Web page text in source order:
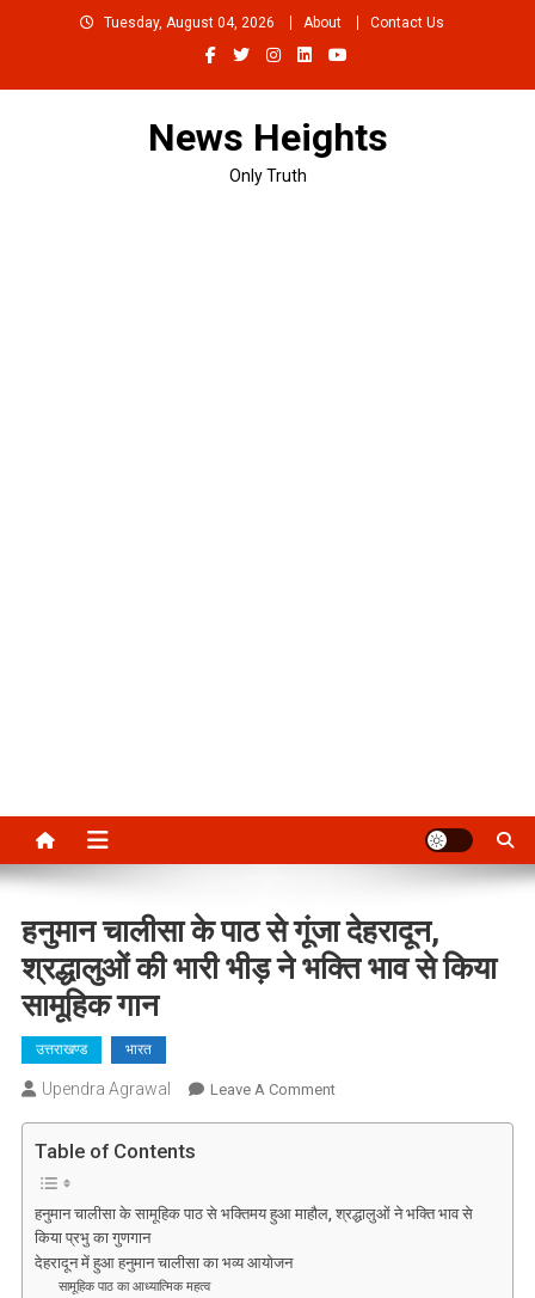
Tuesday, August 04, 2026 About Contact Us
News Heights
Only Truth
हनुमान चालीसा के पाठ से गूंजा देहरादून,
श्रद्धालुओं की भारी भीड़ ने भक्ति भाव से किया
सामूहिक गान
उत्तराखण्ड भारत
Upendra Agrawal Leave A CommentOn
से
Table of Contents
हनुमान चालीसा के सामूहिक पाठ से भक्तिमय हुआ माहौल, श्रद्धालुओं ने भक्ति भाव से
किया प्रभु का गुणगान
देहरादून में हुआ हनुमान चालीसा का भव्य आयोजन
सामूहिक पाठ का आध्यात्मिक महत्व